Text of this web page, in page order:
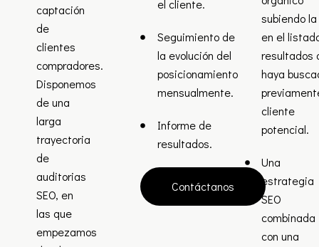
captación
de
clientes
compradores.
Disponemos
de una
larga
trayectoria
de
auditorias
SEO, en
las que
empezamos
el cliente.
Seguimiento de
la evolución del
posicionamiento
mensualmente.
Informe de
resultados.
Contáctanos
subiendo
en el
resultados
haya
cliente
potencial.
Una
estrategia
SEO
combinada
con una